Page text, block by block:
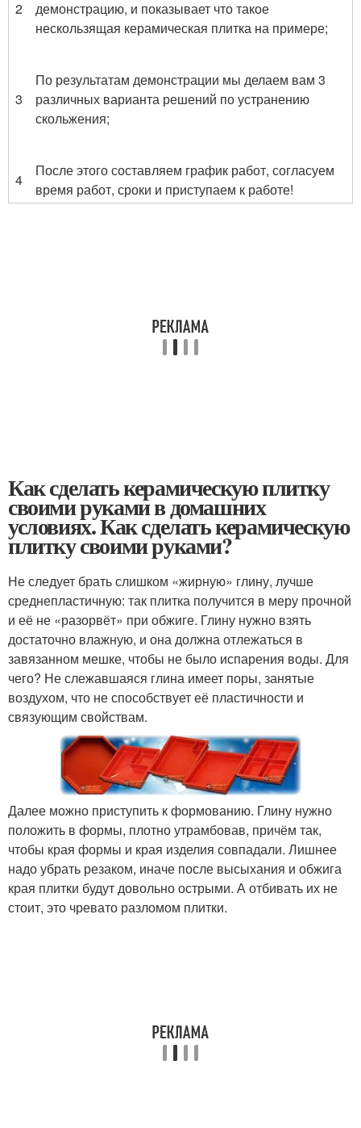
2
демонстрацию, и показывает что такое
нескользящая керамическая плитка на примере;
3
По результатам демонстрации мы делаем вам 3
различных варианта решений по устранению
скольжения;
4
После этого составляем график работ, согласуем
время работ, сроки и приступаем к работе!
Как сделать керамическую плитку
своими руками в домашних
условиях. Как сделать керамическую
плитку своими руками?
Не следует брать слишком «жирную» глину, лучше
среднепластичную: так плитка получится в меру прочной
и её не «разорвёт» при обжиге. Глину нужно взять
достаточно влажную, и она должна отлежаться в
завязанном мешке, чтобы не было испарения воды. Для
чего? Не слежавшаяся глина имеет поры, занятые
воздухом, что не способствует её пластичности и
связующим свойствам.
Далее можно приступить к формованию. Глину нужно
положить в формы, плотно утрамбовав, причём так,
чтобы края формы и края изделия совпадали. Лишнее
надо убрать резаком, иначе после высыхания и обжига
края плитки будут довольно острыми. А отбивать их не
стоит, это чревато разломом плитки.